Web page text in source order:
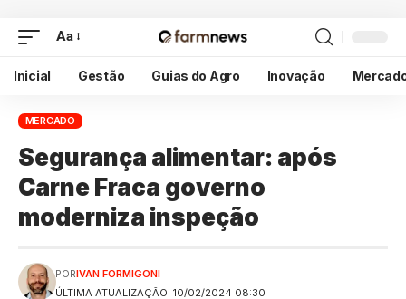
Aa
Inicial Gestão Guias do Agro Inovação
MERCADO
Segurança alimentar: após
Carne Fraca governo
moderniza inspeção
ÚLTIMA ATUALIZAÇÃO: 10/02/2024 08:30
PORIVAN FORMIGONI